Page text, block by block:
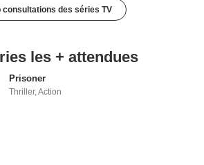
consultations des séries TV
les + attendues
Prisoner
Thriller,Action